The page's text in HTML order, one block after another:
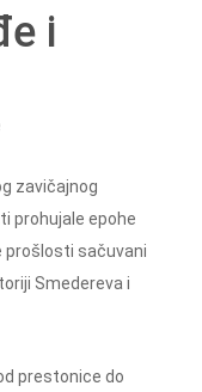
i
zavičajnog
prohujale epohe
prošlosti sačuvani
Smedereva i
prestonice do